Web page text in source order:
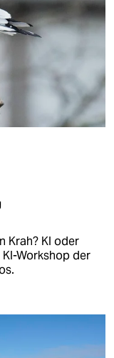
Krah? KI oder
Workshop der